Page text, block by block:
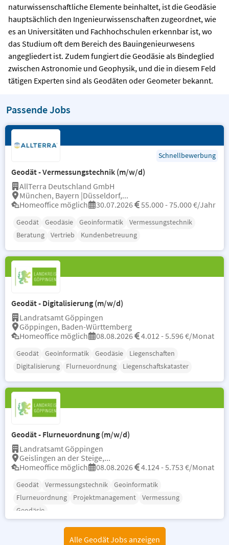
naturwissenschaftliche Elemente beinhaltet, ist die Geodäsie
hauptsächlich den Ingenieurwissenschaften zugeordnet, wie
es an Universitäten und Fachhochschulen erkennbar ist, wo
das Studium oft dem Bereich des Bauingenieurwesens
angegliedert ist. Zudem fungiert die Geodäsie als Bindeglied
zwischen Astronomie und Geophysik, und die in diesem Feld
tätigen Experten sind als Geodäten oder Geometer bekannt.
Passende Jobs
Schnellbewerbung
Geodät - Vermessungstechnik (m/w/d)
AllTerra Deutschland GmbH
München, Bayern |Düsseldorf,...
Homeoffice möglich
30.07.2026 55.000 - 75.000 €/Jahr
Geodät Geodäsie Geoinformatik
Vermessungstechnik
Beratung
Vertrieb Kundenbetreuung
Geodät - Digitalisierung (m/w/d)
Landratsamt Göppingen
Göppingen, Baden-Württemberg
Homeoffice möglich
08.08.2026 4.012 - 5.596 €/Monat
Geodät Geoinformatik Geodäsie
Liegenschaften
Digitalisierung
Flurneuordnung Liegenschaftskataster
Geodät - Flurneuordnung (m/w/d)
Landratsamt Göppingen
Geislingen an der Steige,...
Homeoffice möglich
08.08.2026 4.124 - 5.753 €/Monat
Geodät Vermessungstechnik
Geoinformatik
Flurneuordnung
Projektmanagement
Vermessung
Geodäsie
Alle Geodät Jobs anzeigen